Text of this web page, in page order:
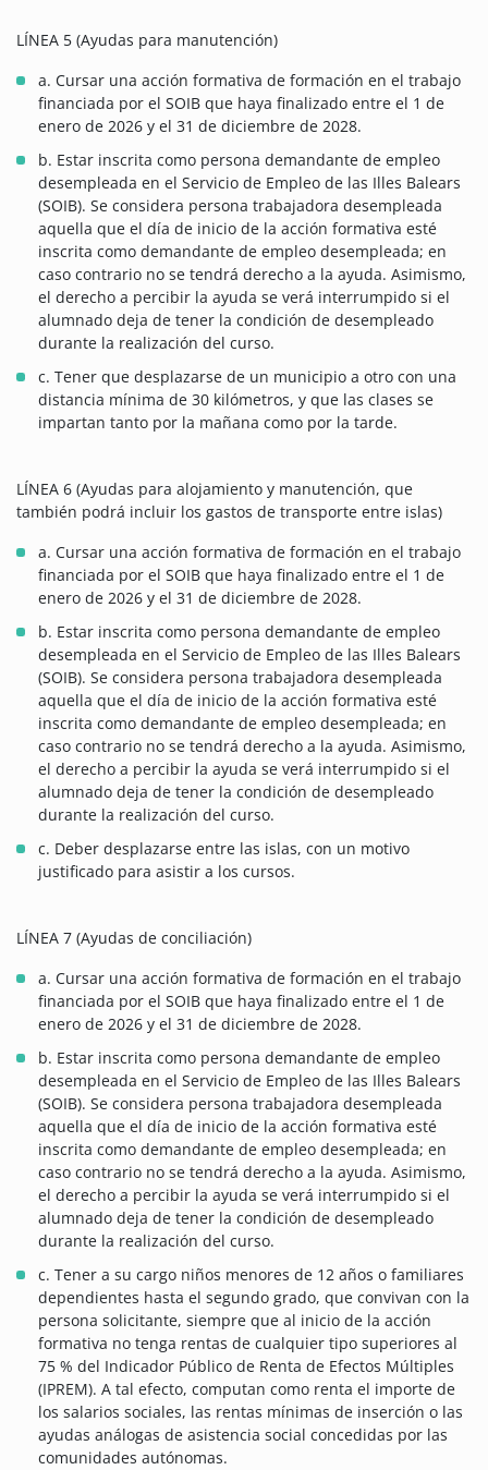
LÍNEA 5 (Ayudas para manutención)
a. Cursar una acción formativa de formación en el trabajo
financiada por el SOIB que haya finalizado entre el 1 de
enero de 2026 y el 31 de diciembre de 2028.
b. Estar inscrita como persona demandante de empleo
desempleada en el Servicio de Empleo de las Illes Balears
(SOIB). Se considera persona trabajadora desempleada
aquella que el día de inicio de la acción formativa esté
inscrita como demandante de empleo desempleada; en
caso contrario no se tendrá derecho a la ayuda. Asimismo,
el derecho a percibir la ayuda se verá interrumpido si el
alumnado deja de tener la condición de desempleado
durante la realización del curso.
c. Tener que desplazarse de un municipio a otro con una
distancia mínima de 30 kilómetros, y que las clases se
impartan tanto por la mañana como por la tarde.
LÍNEA 6 (Ayudas para alojamiento y manutención, que
también podrá incluir los gastos de transporte entre islas)
a. Cursar una acción formativa de formación en el trabajo
financiada por el SOIB que haya finalizado entre el 1 de
enero de 2026 y el 31 de diciembre de 2028.
b. Estar inscrita como persona demandante de empleo
desempleada en el Servicio de Empleo de las Illes Balears
(SOIB). Se considera persona trabajadora desempleada
aquella que el día de inicio de la acción formativa esté
inscrita como demandante de empleo desempleada; en
caso contrario no se tendrá derecho a la ayuda. Asimismo,
el derecho a percibir la ayuda se verá interrumpido si el
alumnado deja de tener la condición de desempleado
durante la realización del curso.
c. Deber desplazarse entre las islas, con un motivo
justificado para asistir a los cursos.
LÍNEA 7 (Ayudas de conciliación)
a. Cursar una acción formativa de formación en el trabajo
financiada por el SOIB que haya finalizado entre el 1 de
enero de 2026 y el 31 de diciembre de 2028.
b. Estar inscrita como persona demandante de empleo
desempleada en el Servicio de Empleo de las Illes Balears
(SOIB). Se considera persona trabajadora desempleada
aquella que el día de inicio de la acción formativa esté
inscrita como demandante de empleo desempleada; en
caso contrario no se tendrá derecho a la ayuda. Asimismo,
el derecho a percibir la ayuda se verá interrumpido si el
alumnado deja de tener la condición de desempleado
durante la realización del curso.
c. Tener a su cargo niños menores de 12 años o familiares
dependientes hasta el segundo grado, que convivan con la
persona solicitante, siempre que al inicio de la acción
formativa no tenga rentas de cualquier tipo superiores al
75 % del Indicador Público de Renta de Efectos Múltiples
(IPREM). A tal efecto, computan como renta el importe de
los salarios sociales, las rentas mínimas de inserción o las
ayudas análogas de asistencia social concedidas por las
comunidades autónomas.